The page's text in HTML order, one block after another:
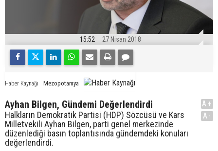
15:52 27 Nisan 2018
Haber Kaynağı Mezopotamya
Ayhan Bilgen, Gündemi Değerlendirdi
Halkların Demokratik Partisi (HDP) Sözcüsü ve Kars
Milletvekili Ayhan Bilgen, parti genel merkezinde
düzenlediği basın toplantısında gündemdeki konuları
değerlendirdi.
A+
A-